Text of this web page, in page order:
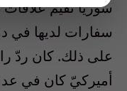
سوريا تقيم
سفارات لديها في
على ذلك. كان ردّ
أميركيّ كان في